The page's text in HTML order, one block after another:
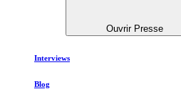
Ouvrir Presse
Interviews
Blog